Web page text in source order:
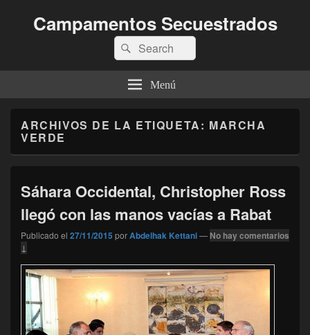
Campamentos Secuestrados
Buscar
por:
Buscar
Menú
ARCHIVOS DE LA ETIQUETA: MARCHA
VERDE
Sáhara Occidental, Christopher Ross
llegó con las manos vacías a Rabat
Publicado el 27/11/2015 porAbdelhak Kettani— No hay comentarios
↓